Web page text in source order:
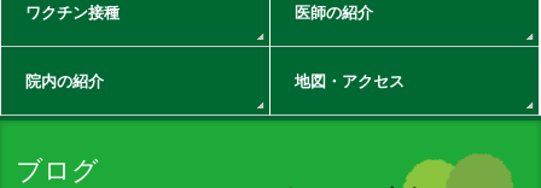
ワクチン接種 医師の紹介
院内の紹介 地図・アクセス
ブログ